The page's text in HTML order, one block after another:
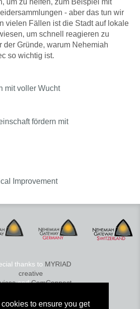
to ensure you get
- aber das tun wir
vielen Fällen ist die Stadt auf lokale
um schnell reagieren zu
der Gründe, warum Nehemiah
so wichtig ist.
mit voller Wucht
fördern mit
Improvement
thanks to MYRIAD
creative
andComConnect
Nehemiah Gateway